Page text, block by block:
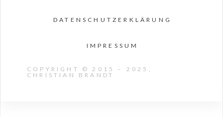
DATENSCHUTZERKLÄRUNG
IMPRESSUM
COPYRIGHT © 2015 – 2025,
CHRISTIAN BRANDT